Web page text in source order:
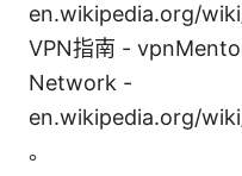
en.wikipedia.org/
VPN指南 -
Network -
en.wikipedia.org/
。